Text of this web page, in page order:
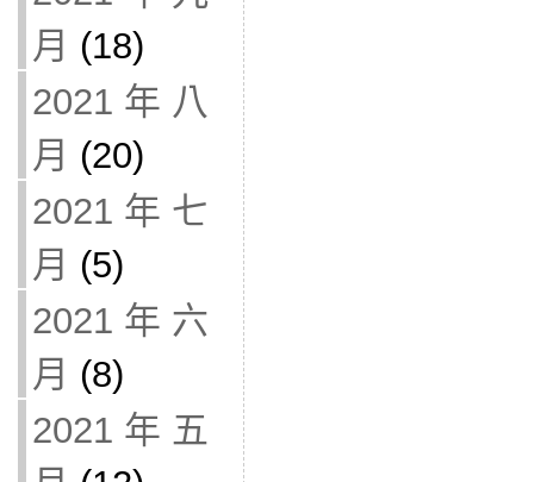
月 (18)
2021 年 八
月 (20)
2021 年 七
月 (5)
2021 年 六
月 (8)
2021 年 五